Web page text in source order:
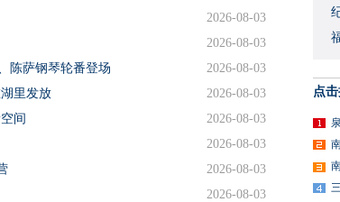
2026-08-03
2026-08-03
2026-08-03
陈萨钢琴轮番登场
2026-08-03
里发放
2026-08-03
间
2026-08-03
2026-08-03
2026-08-03
点